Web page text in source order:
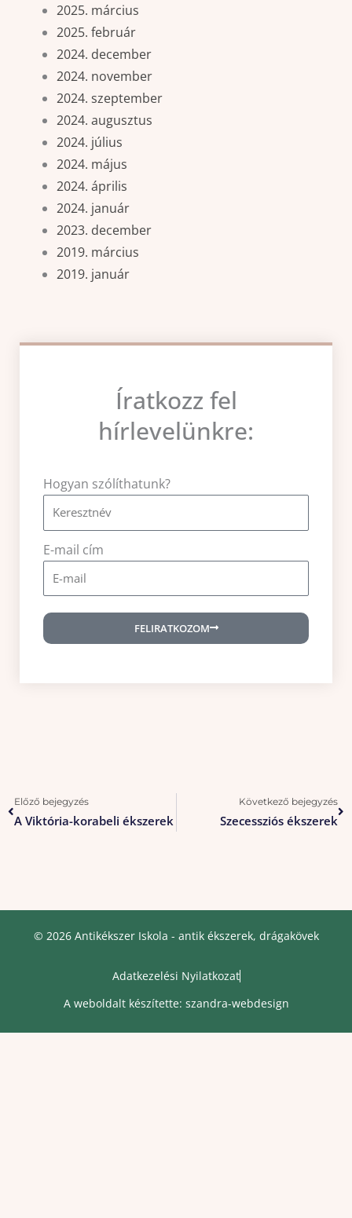
2025. március
2025. február
2024. december
2024. november
2024. szeptember
2024. augusztus
2024. július
2024. május
2024. április
2024. január
2023. december
2019. március
2019. január
Íratkozz fel
hírlevelünkre:
Hogyan szólíthatunk?
E-mail cím
FELIRATKOZOM
Előző bejegyzés
A Viktória-korabeli ékszerek
Következő bejegyzés
Szecessziós ékszerek
© 2026 Antikékszer Iskola - antik ékszerek, drágakövek
Adatkezelési Nyilatkozat
A weboldalt készítette: szandra-webdesign